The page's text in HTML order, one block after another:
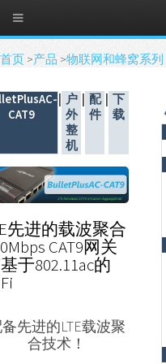
首页 >产品 >物联网和蜂窝系列
CAT9
户
外
整
机
配
件
下
载
先进的载波聚合
CAT9网关
于802.11ac的
先进的LTE载波聚
合技术！